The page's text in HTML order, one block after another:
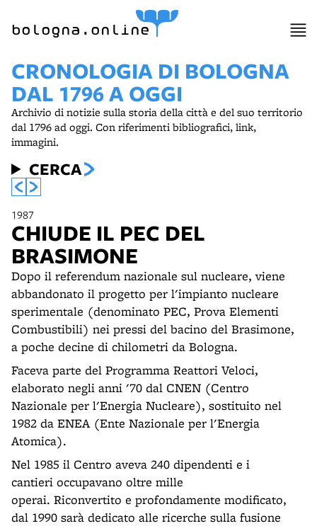
bologna.online
CRONOLOGIA DI BOLOGNA
DAL 1796 A OGGI
Archivio di notizie sulla storia della città e del suo territorio
dal 1796 ad oggi. Con riferimenti bibliografici, link,
immagini.
CERCA
1987
CHIUDE IL PEC DEL
BRASIMONE
Dopo il referendum nazionale sul nucleare, viene
abbandonato il progetto per l'impianto nucleare
sperimentale (denominato PEC, Prova Elementi
Combustibili) nei pressi del bacino del Brasimone,
a poche decine di chilometri da Bologna.
Faceva parte del Programma Reattori Veloci,
elaborato negli anni '70 dal CNEN (Centro
Nazionale per l'Energia Nucleare), sostituito nel
1982 da ENEA (Ente Nazionale per l'Energia
Atomica).
Nel 1985 il Centro aveva 240 dipendenti e i
cantieri occupavano oltre mille
operai. Riconvertito e profondamente modificato,
dal 1990 sarà dedicato alle ricerche sulla fusione